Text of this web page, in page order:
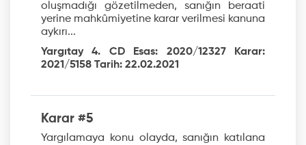
oluşmadığı gözetilmeden, sanığın beraati
yerine mahkûmiyetine karar verilmesi kanuna
aykırı...
Yargıtay 4. CD Esas: 2020/12327 Karar:
2021/5158 Tarih: 22.02.2021
Karar #5
Yargılamaya konu olayda, sanığın katılana